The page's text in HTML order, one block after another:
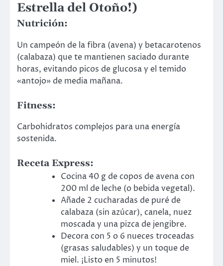
Estrella del Otoño!)
Nutrición:
Un campeón de la fibra (avena) y betacarotenos
(calabaza) que te mantienen saciado durante
horas, evitando picos de glucosa y el temido
«antojo» de media mañana.
Fitness:
Carbohidratos complejos para una energía
sostenida.
Receta Express:
Cocina 40 g de copos de avena con
200 ml de leche (o bebida vegetal).
Añade 2 cucharadas de puré de
calabaza (sin azúcar), canela, nuez
moscada y una pizca de jengibre.
Decora con 5 o 6 nueces troceadas
(grasas saludables) y un toque de
miel. ¡Listo en 5 minutos!